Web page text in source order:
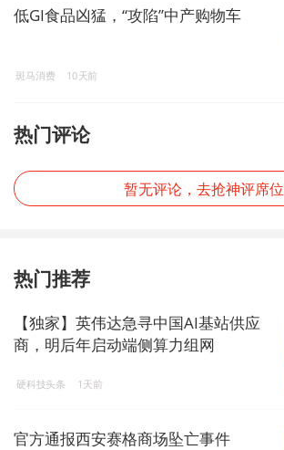
低GI食品凶猛，“攻陷”中产购物车
斑马消费 10天前
热门评论
暂无评论，去抢神评席位
热门推荐
【独家】英伟达急寻中国AI基站供应
商，明后年启动端侧算力组网
硬科技头条 1天前
官方通报西安赛格商场坠亡事件